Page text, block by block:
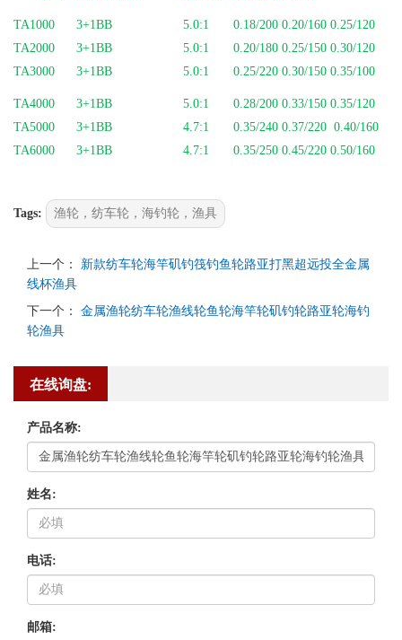
TA1000 3+1BB 5.0:1
0.18/200 0.20/160 0.25/120
TA2000
3+1BB 5.0:1
0.20/180 0.25/150 0.30/120
TA3000
3+1BB 5.0:1 0.25/220 0.30/150 0.35/100
TA4000 3+1BB 5.0:1
0.28/200 0.33/150 0.35/120
TA5000
3+1BB 4.7:1
0.35/240 0.37/220 0.40/160
TA6000
3+1BB 4.7:1 0.35/250 0.45/220 0.50/160
Tags: 渔轮，纺车轮，海钓轮，渔具
上一个：
新款纺车轮海竿矶钓筏钓鱼轮路亚打黑超远投全金属
线杯渔具
下一个：
金属渔轮纺车轮渔线轮鱼轮海竿轮矶钓轮路亚轮海钓
轮渔具
在线询盘:
产品名称:
姓名:
电话:
邮箱: